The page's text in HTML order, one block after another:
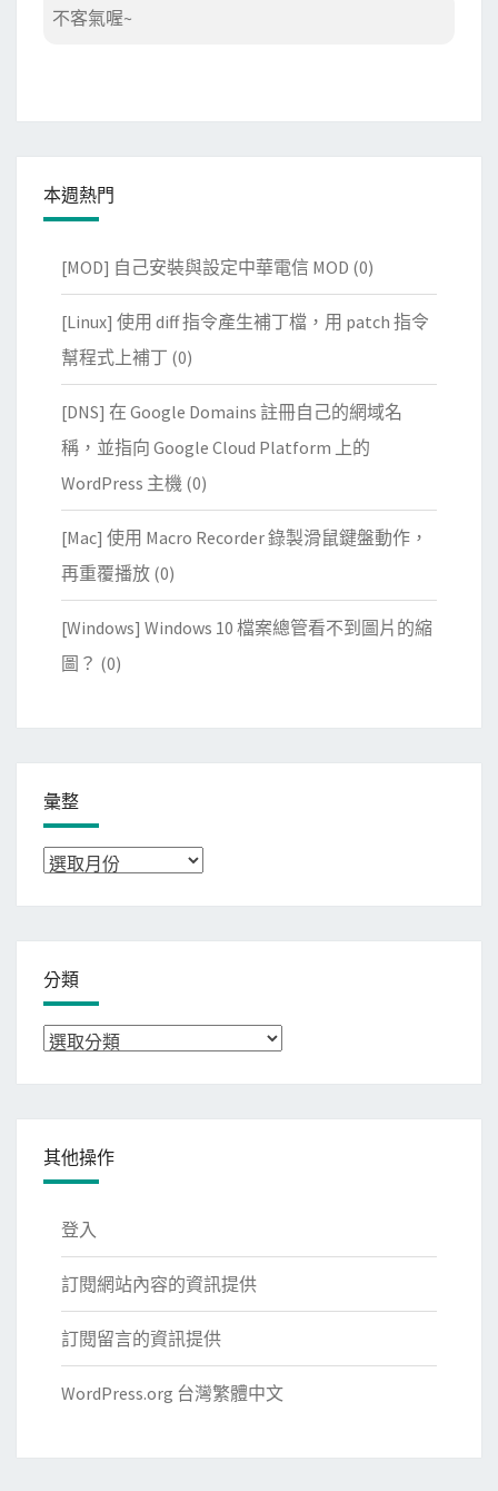
不客氣喔~
本週熱門
[MOD] 自己安裝與設定中華電信 MOD (0)
[Linux] 使用 diff 指令產生補丁檔，用 patch 指令
幫程式上補丁 (0)
[DNS] 在 Google Domains 註冊自己的網域名
稱，並指向 Google Cloud Platform 上的
WordPress 主機 (0)
[Mac] 使用 Macro Recorder 錄製滑鼠鍵盤動作，
再重覆播放 (0)
[Windows] Windows 10 檔案總管看不到圖片的縮
圖？ (0)
彙整
彙
分類
分
其他操作
登入
訂閱網站內容的資訊提供
訂閱留言的資訊提供
WordPress.org 台灣繁體中文